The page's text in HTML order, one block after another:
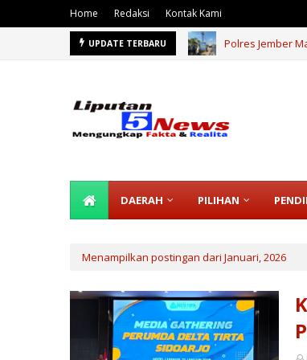
Home Redaksi Kontak Kami
UPDATE TERBARU Polres Jember
DAERAH PILIHAN
Menampilkan postingan dari Januari, 2026